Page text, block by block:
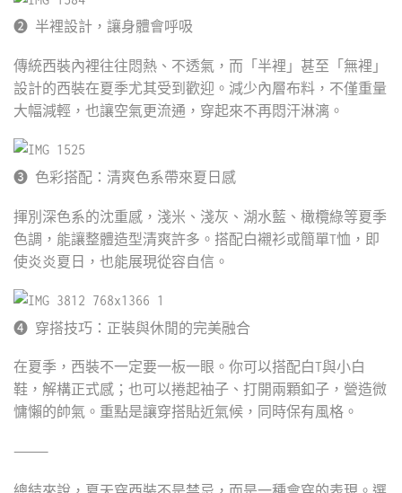
❷ 半裡設計，讓身體會呼吸
傳統西裝內裡往往悶熱、不透氣，而「半裡」甚至「無裡」
設計的西裝在夏季尤其受到歡迎。減少內層布料，不僅重量
大幅減輕，也讓空氣更流通，穿起來不再悶汗淋漓。
❸ 色彩搭配：清爽色系帶來夏日感
揮別深色系的沈重感，淺米、淺灰、湖水藍、橄欖綠等夏季
色調，能讓整體造型清爽許多。搭配白襯衫或簡單T恤，即
使炎炎夏日，也能展現從容自信。
❹ 穿搭技巧：正裝與休閒的完美融合
在夏季，西裝不一定要一板一眼。你可以搭配白T與小白
鞋，解構正式感；也可以捲起袖子、打開兩顆釦子，營造微
慵懶的帥氣。重點是讓穿搭貼近氣候，同時保有風格。
⸻